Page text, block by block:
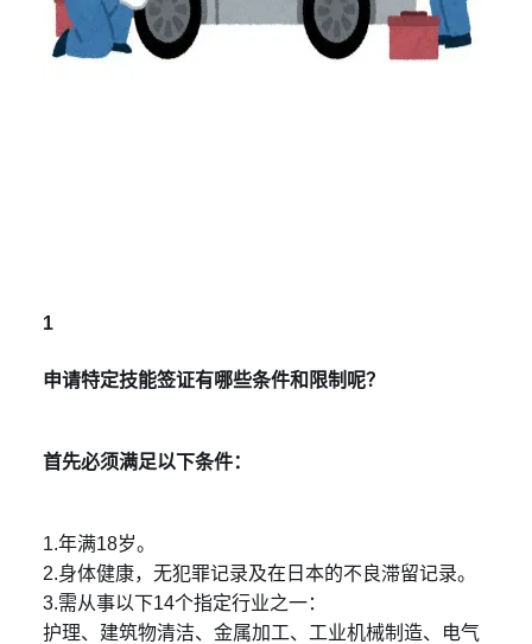
1
申请特定技能签证有哪些条件和限制呢？
首先必须满足以下条件：
1.年满18岁。
2.身体健康，无犯罪记录及在日本的不良滞留记录。
3.需从事以下14个指定行业之一：
护理、建筑物清洁、金属加工、工业机械制造、电气